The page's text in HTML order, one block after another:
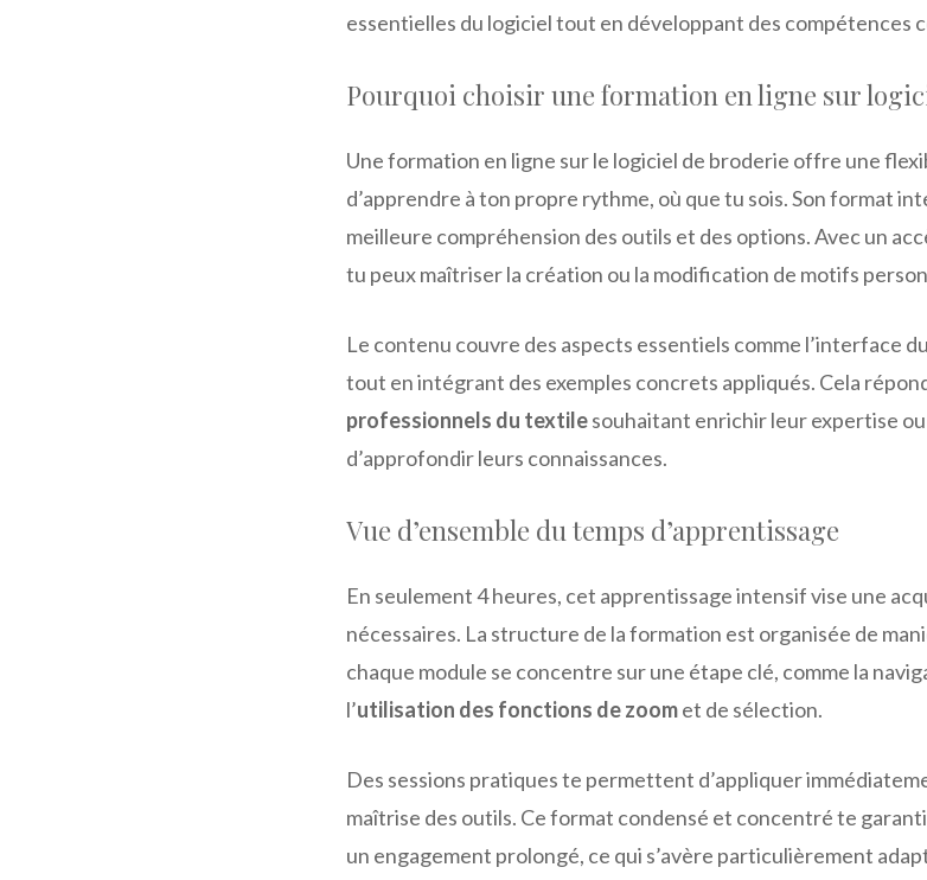
essentielles du logiciel tout en développant des compétences
Pourquoi choisir une formation en ligne sur
Une formation en ligne sur le logiciel de broderie offre une
d’apprendre à ton propre rythme, où que tu sois. Son format
meilleure compréhension des outils et des options. Avec un
tu peux maîtriser la création ou la modification de motifs
Le contenu couvre des aspects essentiels comme l’interface
tout en intégrant des exemples concrets appliqués. Cela
professionnels du textilesouhaitant enrichir leur expertise
d’approfondir leurs connaissances.
Vue d’ensemble du temps d’apprentissage
En seulement 4 heures, cet apprentissage intensif vise une
nécessaires. La structure de la formation est organisée de
chaque module se concentre sur une étape clé, comme la
l’utilisation des fonctions de zoomet de sélection.
Des sessions pratiques te permettent d’appliquer
maîtrise des outils. Ce format condensé et concentré te
un engagement prolongé, ce qui s’avère particulièrement